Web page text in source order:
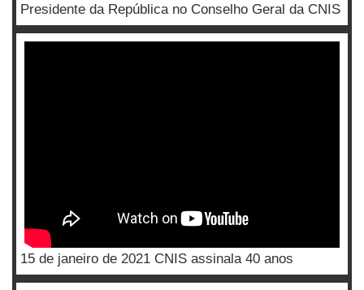
Presidente da República no Conselho Geral da CNIS
15 de janeiro de 2021 CNIS assinala 40 anos